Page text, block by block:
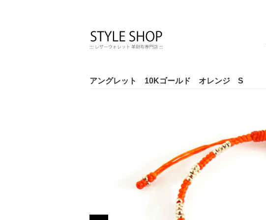
アングレット 10Kゴールド オレンジ S